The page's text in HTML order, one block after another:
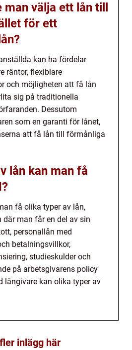
välja ett lån till
för ett
kan ha fördelar
räntor, flexiblare
och möjligheten att få lån
sig på traditionella
Dessutom
som en garanti för lånet,
att få lån till förmånliga
lån kan man få
få olika typer av lån,
man får en del av sin
personallån med
betalningsvillkor,
studieskulder och
på arbetsgivarens policy
långivare kan olika typer av
inlägg här